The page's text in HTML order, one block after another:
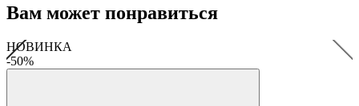
Вам может понравиться
НОВИНКА
-50%